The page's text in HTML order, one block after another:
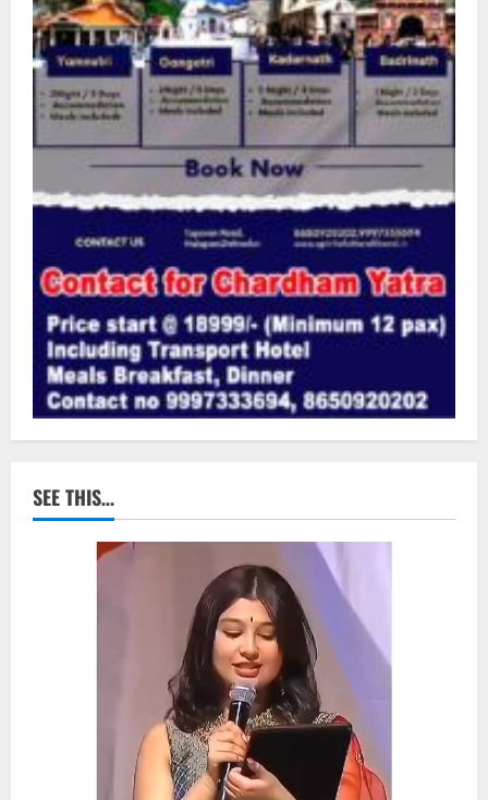
SEE THIS…